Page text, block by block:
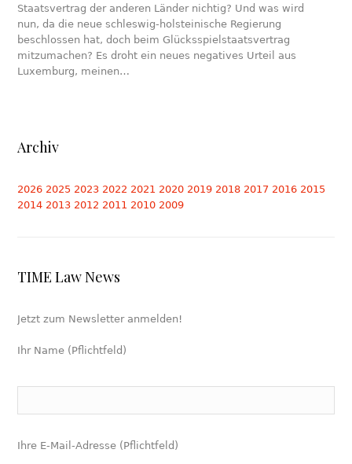
Staatsvertrag der anderen Länder nichtig? Und was wird
nun, da die neue schleswig-holsteinische Regierung
beschlossen hat, doch beim Glücksspielstaatsvertrag
mitzumachen? Es droht ein neues negatives Urteil aus
Luxemburg, meinen…
Archiv
2026 2025 2023 2022 2021 2020 2019 2018 2017 2016 2015
2014 2013 2012 2011 2010 2009
TIME Law News
Jetzt zum Newsletter anmelden!
Ihr Name (Pflichtfeld)
Ihre E-Mail-Adresse (Pflichtfeld)